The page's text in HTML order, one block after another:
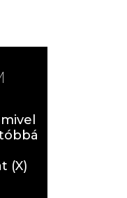
(X)